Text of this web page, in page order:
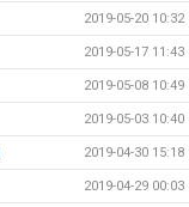
2019-05-20 10:32
2019-05-17 11:43
2019-05-08 10:49
2019-05-03 10:40
2019-04-30 15:18
2019-04-29 00:03